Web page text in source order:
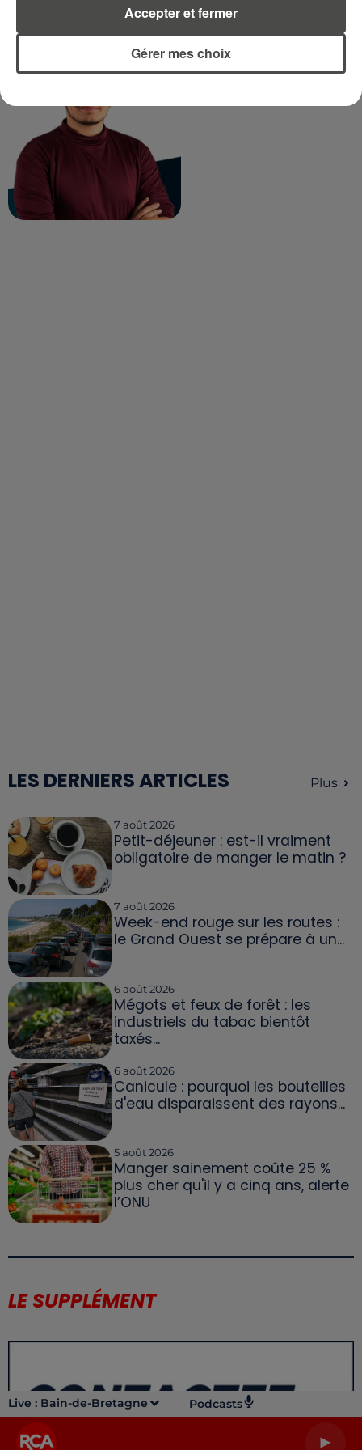
Live : Bain-de-Bretagne Podcasts
TITOUAN GUIBERT
Journaliste
LES DERNIERS ARTICLES Plus
7 août 2026
Petit-déjeuner : est-il vraiment
obligatoire de manger le matin ?
7 août 2026
Week-end rouge sur les routes :
le Grand Ouest se prépare à un...
6 août 2026
Mégots et feux de forêt : les
industriels du tabac bientôt
taxés...
6 août 2026
Canicule : pourquoi les bouteilles
d'eau disparaissent des rayons...
5 août 2026
Manger sainement coûte 25 %
plus cher qu'il y a cinq ans, alerte
l’ONU
LE SUPPLÉMENT
Gérer mes choix
Accepter et fermer